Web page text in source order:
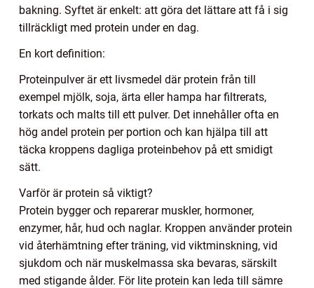
bakning. Syftet är enkelt: att göra det lättare att få i sig
tillräckligt med protein under en dag.
En kort definition:
Proteinpulver är ett livsmedel där protein från till
exempel mjölk, soja, ärta eller hampa har filtrerats,
torkats och malts till ett pulver. Det innehåller ofta en
hög andel protein per portion och kan hjälpa till att
täcka kroppens dagliga proteinbehov på ett smidigt
sätt.
Varför är protein så viktigt?
Protein bygger och reparerar muskler, hormoner,
enzymer, hår, hud och naglar. Kroppen använder protein
vid återhämtning efter träning, vid viktminskning, vid
sjukdom och när muskelmassa ska bevaras, särskilt
med stigande ålder. För lite protein kan leda till sämre